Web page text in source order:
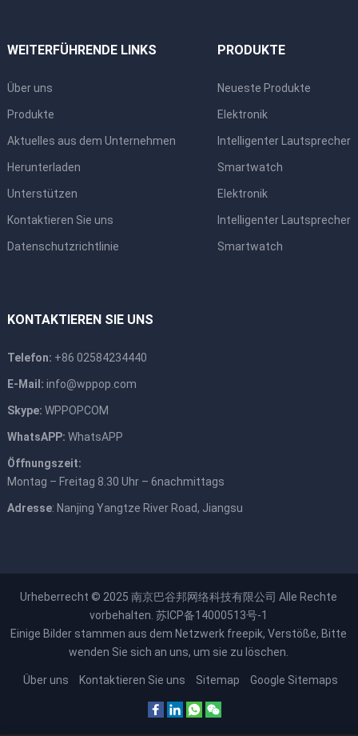
WEITERFÜHRENDE LINKS
Über uns
Produkte
Aktuelles aus dem Unternehmen
Herunterladen
Unterstützen
Kontaktieren Sie uns
Datenschutzrichtlinie
PRODUKTE
Neueste Produkte
Elektronik
Intelligenter Lautsprecher
Smartwatch
Elektronik
Intelligenter Lautsprecher
Smartwatch
KONTAKTIEREN SIE UNS
Telefon: +86 02584234440
E-Mail: info@wppop.com
Skype: WPPOPCOM
WhatsAPP: WhatsAPP
Öffnungszeit:
Montag – Freitag 8.30 Uhr – 6nachmittags
Adresse: Nanjing Yangtze River Road, Jiangsu
Urheberrecht © 2025南京巴谷邦网络科技有限公司 Alle Rechte
vorbehalten.苏ICP备14000513号-1
Einige Bilder stammen aus dem Netzwerk freepik, Verstöße, Bitte
wenden Sie sich an uns, um sie zu löschen.
Über uns Kontaktieren Sie uns Sitemap Google Sitemaps